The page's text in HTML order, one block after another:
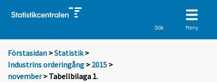
Sök Meny
Förstasidan >Statistik >
Industrins orderingång > 2015 >
november> Tabellbilaga 1.